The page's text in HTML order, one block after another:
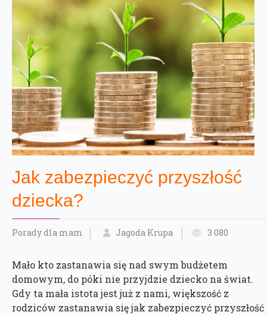
Jak zabezpieczyć przyszłość
dziecka?
Porady dla mam Jagoda Krupa 3 080
Mało kto zastanawia się nad swym budżetem
domowym, do póki nie przyjdzie dziecko na świat.
Gdy ta mała istota jest już z nami, większość z
rodziców zastanawia się jak zabezpieczyć przyszłość